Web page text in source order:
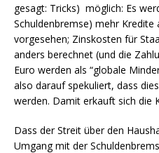
gesagt: Tricks) möglich: Es
Schuldenbremse) mehr
vorgesehen; Zinskosten für
anders berechnet (und die
Euro werden als “globale
also darauf spekuliert, dass
werden. Damit erkauft sich die
Dass der Streit über den
Umgang mit der